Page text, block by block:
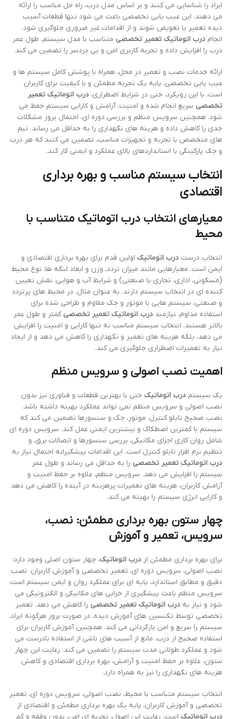
ایراد را شناسایی می کنند و بر اساس مدل درب، راه حل مناسب را ارائه
می دهند. این عیب یابی تخصصی باعث می شود تنها قطعات آسیب
دیده تعمیر یا تعویض شوند و از اقدامات غیر ضروری جلوگیری شود.
انجام درب اتوماتیک تعمیر تخصصی متناسب با مدل سیستم، طول عمر
درب را افزایش داده و تجربه کاربری امن و بی دردسر را تضمین می کند.
ارائه خدمات نصب و تعمیر در محل، همراه با پوشش کامل سیستم ها و
عیب یابی تخصصی، پایه یک تجربه مطمئن و با کیفیت برای کاربران
است. با این رویکرد، حتی در شرایط اضطراری، درب اتوماتیک تعمیر
تخصصی سریع انجام شده و امنیت، آرامش و کارایی سیستم حفظ می
شود. همچنین سرویس منظم و بررسی دوره ای، احتمال بروز مشکلات
جدی را کاهش داده و هزینه های نگهداری را به حداقل می رساند. تیم
های متخصص با تجربه و تجهیزات مناسب، تضمین می کنند که هر درب
و جک پارکینگی با استانداردهای بالای عملکرد و ایمنی کار کند.
انتخاب سیستم مناسب و بهره برداری
اقتصادی
معیارهای انتخاب درب اتوماتیک متناسب با
محیط
انتخاب درست درب اتوماتیک اولین قدم برای بهره برداری اقتصادی و
ایمن است. معیارهایی مانند میزان تردد، وزن و ابعاد لنگه ها، نوع محیط
(مسکونی، اداری، تجاری یا صنعتی) و شرایط آب و هوایی، نقش تعیین
کننده ای در انتخاب سیستم دارند. به عنوان مثال، در محیط های پرتردد
و صنعتی، سیستم هایی با موتور و جک مقاوم و طراحی شده برای
استفاده مداوم، نیازمند درب اتوماتیک تعمیر تخصصی کمتر و طول عمر
بالاتر هستند. انتخاب سیستم مناسب نه تنها کارایی و امنیت را افزایش
می دهد، بلکه هزینه های تعمیر و نگهداری را کاهش می دهد و از ایجاد
نیاز به تعمیرات اضطراری جلوگیری می کند.
اهمیت نصب اصولی و سرویس منظم
یک سیستم درب اتوماتیک حتی با بهترین قطعات و فناوری نیز بدون
نصب اصولی و سرویس منظم نمی تواند عملکرد بهینه داشته باشد.
نصب صحیح تابلو کنترل، موتور، جک و سنسورها تضمین می کند که
سیستم با کمترین اصطکاک و بیشترین ایمنی عمل کند. سرویس دوره ای
شامل روان کاری اجزای مکانیکی، بررسی سنسورها و اتصالات برق، و
تنظیم نرم افزار تابلو کنترل است. این اقدامات پیشگیرانه احتمال نیاز به
درب اتوماتیک تعمیر تخصصی را به حداقل می رساند و طول عمر
سیستم را افزایش می دهد. سرویس منظم، علاوه بر حفظ امنیت و
آرامش کاربران، هزینه های تعمیرات پرهزینه در آینده را کاهش می دهد
و کارایی انرژی سیستم را بهینه می کند.
چهار ستون بهره برداری مطمئن: نصب،
سرویس، تعمیر و آموزش
برای بهره برداری مطمئن از درب اتوماتیک، چهار ستون اصلی وجود دارد:
نصب اصولی، سرویس دوره ای، تعمیر تخصصی و آموزش کاربران. نصب
دقیق و مطابق استاندارد، پایه ای برای عملکرد روان و ایمن سیستم است.
سرویس منظم باعث پیشگیری از خرابی های مکانیکی و الکترونیکی می
شود و نیاز به درب اتوماتیک تعمیر تخصصی را کاهش می دهد. تعمیر
تخصصی توسط تکنسین های آموزش دیده، در صورت بروز هرگونه ایراد،
سیستم را سریع و امن بازگردانی می کند. همچنین آموزش کاربران برای
استفاده صحیح از درب، مانع از آسیب های ناشی از استفاده نادرست می
شود و عملکرد طولانی مدت سیستم را تضمین می کند. رعایت این چهار
ستون، علاوه بر حفظ امنیت و آرامش، بهره برداری اقتصادی و کاهش
هزینه های نگهداری را نیز به همراه دارد.
انتخاب سیستم متناسب با محیط، نصب اصولی، سرویس دوره ای، تعمیر
تخصصی و آموزش کاربران، پایه یک بهره برداری مطمئن و اقتصادی از
درب اتوماتیک است. رعایت این اصول، تجربه ای امن، بدون وقفه و کم